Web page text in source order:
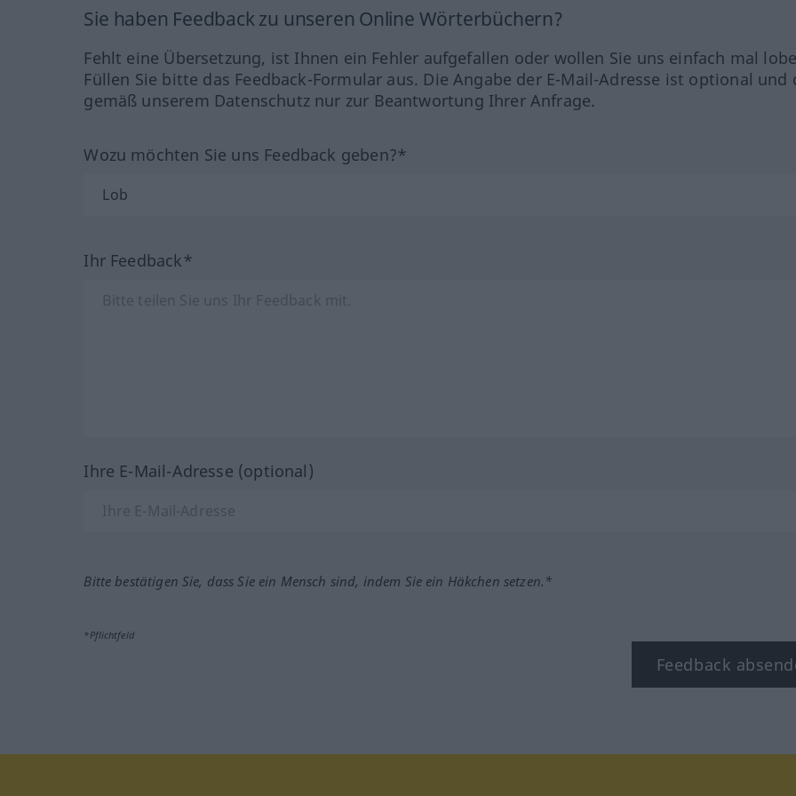
Sie haben Feedback zu unseren Online Wörterbüchern?
Fehlt eine Übersetzung, ist Ihnen ein Fehler aufgefallen oder wollen Sie uns einfach mal
Füllen Sie bitte das Feedback-Formular aus. Die Angabe der E-Mail-Adresse ist optional und
gemäß unserem Datenschutz nur zur Beantwortung Ihrer Anfrage.
Wozu möchten Sie uns Feedback geben?*
Ihr Feedback*
Ihre E-Mail-Adresse (optional)
Bitte bestätigen Sie, dass Sie ein Mensch sind, indem Sie ein Häkchen setzen.*
*Pflichtfeld
Feedback